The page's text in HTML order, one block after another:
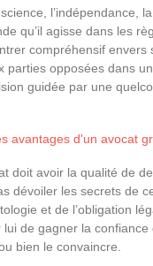
l’indépendance,
qu’il agisse dans les
compréhensif
parties opposées dans
guidée par une
avantages d'un avocat
doit avoir la qualité de
dévoiler les secrets de
et de l’obligation
de gagner la
bien le convaincre.